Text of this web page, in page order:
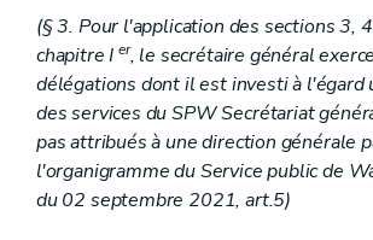
Sous-section 3
Dispositions particulières au
Art. 167
Art. 168
Art. 169
Art. 170
Sous-section 4
Dispositions particulières au Département
Art. 171
Sous-section 5 Disposition particulière au Département de la Recherche et du
Art. 172
(§ 3. Pour l'application des sections 3,
chapitre Ier, le secrétaire général
délégations dont il est investi à l'égard
des services du SPW Secrétariat
pas attribués à une direction générale
l'organigramme du Service public de
du 02 septembre 2021, art.5)